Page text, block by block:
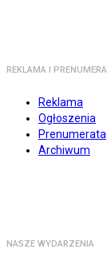
REKLAMA I
Reklama
Ogłoszenia
Prenumerata
Archiwum
NASZE WYDARZENIA